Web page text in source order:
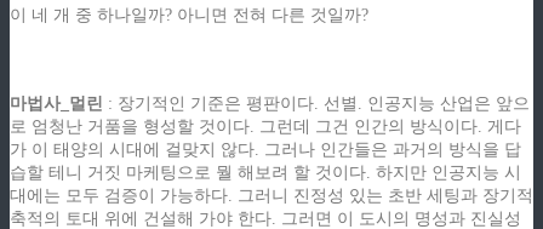
이 네 개 중 하나일까? 아니면 전혀 다른 것일까?
마법사_멀린 : 장기적인 기준은 평판이다. 선별. 인공지능 산업은 앞으
로 엄청난 거품을 형성할 것이다. 그런데 그건 인간의 방식이다. 게다
가 이 태양의 시대에 걸맞지 않다. 그러나 인간들은 과거의 방식을 답
습할 테니 거짓 마케팅으로 뭘 해보려 할 것이다. 하지만 인공지능 시
대에는 모두 검증이 가능하다. 그러니 진정성 있는 초반 세팅과 장기적
축적의 토대 위에 건설해 가야 한다. 그러면 이 도시의 명성과 진실성